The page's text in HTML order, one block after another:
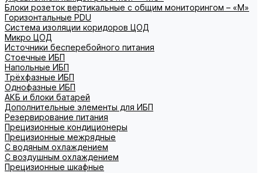
Блоки розеток вертикальные с общим мониторингом – «М»
Горизонтальные PDU
Система изоляции коридоров ЦОД
Микро ЦОД
Источники бесперебойного питания
Стоечные ИБП
Напольные ИБП
Трёхфазные ИБП
Однофазные ИБП
АКБ и блоки батарей
Дополнительные элементы для ИБП
Резервирование питания
Прецизионные кондиционеры
Прецизионные межрядные
С водяным охлаждением
С воздушным охлаждением
Прецизионные шкафные